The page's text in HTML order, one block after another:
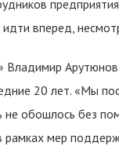
вперед,
Владимир
20 лет. «Мы
не обошлось без
мер